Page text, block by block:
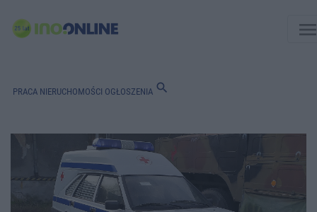
PRACA NIERUCHOMOŚCI OGŁOSZENIA search